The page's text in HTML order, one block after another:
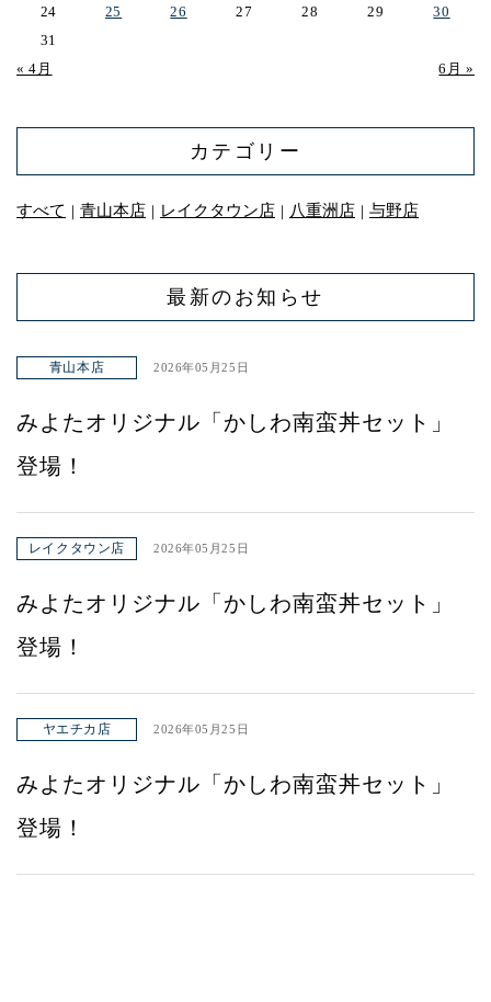
« 4月 6月 »
24
25 26 27 28 29
30
31
カテゴリー
すべて ｜ 青山本店 ｜ レイクタウン店 ｜ 八重洲店 ｜ 与野店
最新のお知らせ
青山本店 2026年05月25日
みよたオリジナル「かしわ南蛮丼セット」
登場！
レイクタウン店 2026年05月25日
みよたオリジナル「かしわ南蛮丼セット」
登場！
ヤエチカ店 2026年05月25日
みよたオリジナル「かしわ南蛮丼セット」
登場！